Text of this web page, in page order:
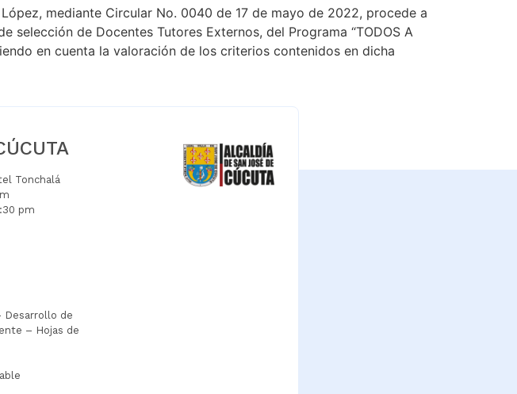
mediante Circular No. 0040 de 17 de mayo de 2022, procede a
de Docentes Tutores Externos, del Programa “TODOS A
en cuenta la valoración de los criterios contenidos en dicha
Tonchalá
pm
Desarrollo de
– Hojas de